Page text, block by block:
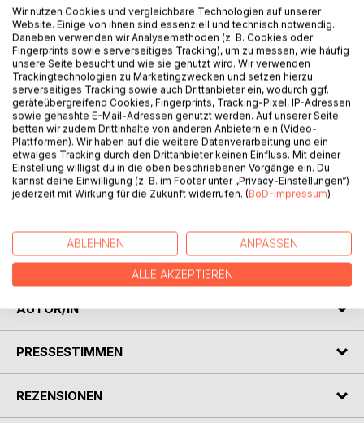
Stadtzentrum gezerrt zu werden.
War dieser beispiellose Justizirrtum eine Verkettung
unglücklicher Zufälle oder das Ergebnis des Erfolgsdrucks,
unter den die Kriminalisten von den Medien gesetzt
wurden? Musste man der Öffentlichkeit nach
wochenlangem Misserfolg bei den Mordermittlungen
endlich einen Mörder präsentieren?
In diesem Buch schildert der seinerzeitige
Hauptverdächtige im spektakulären Mordfall seinen
jahrzehntelangen Kampf gegen ungeheuerliche
auch der Gesellschaft und beleuchtet Hintergründe und
Geschehnisse, die der Öffentlichkeit bisher verborgen
geblieben sind.
AUTOR/IN
PRESSESTIMMEN
REZENSIONEN
Wir nutzen Cookies und vergleichbare Technologien auf unserer
Website. Einige von ihnen sind essenziell und technisch notwendig.
Daneben verwenden wir Analysemethoden (z. B. Cookies oder
Fingerprints sowie serverseitiges Tracking), um zu messen, wie häufig
unsere Seite besucht und wie sie genutzt wird. Wir verwenden
Trackingtechnologien zu Marketingzwecken und setzen hierzu
serverseitiges Tracking sowie auch Drittanbieter ein, wodurch ggf.
geräteübergreifend Cookies, Fingerprints, Tracking-Pixel, IP-Adressen
sowie gehashte E-Mail-Adressen genutzt werden. Auf unserer Seite
betten wir zudem Drittinhalte von anderen Anbietern ein (Video-
Plattformen). Wir haben auf die weitere Datenverarbeitung und ein
etwaiges Tracking durch den Drittanbieter keinen Einfluss. Mit deiner
Einstellung willigst du in die oben beschriebenen Vorgänge ein. Du
kannst deine Einwilligung (z. B. im Footer unter „Privacy-Einstellungen“)
jederzeit mit Wirkung für die Zukunft widerrufen. (BoD-Impressum)
ABLEHNEN ANPASSEN
ALLE AKZEPTIEREN